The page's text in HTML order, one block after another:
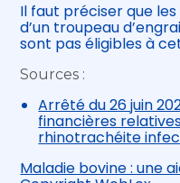
Il faut préciser que les
d’un troupeau
sont pas éligibles à
Sources :
Arrêté du 26 juin
financières
rhinotrachéite
Maladie bovine : une